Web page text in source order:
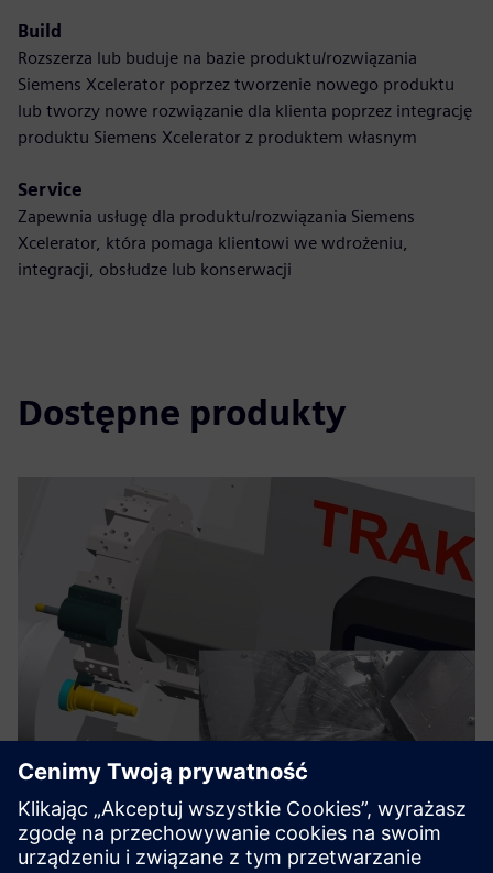
Build
Rozszerza lub buduje na bazie produktu/rozwiązania
Siemens Xcelerator poprzez tworzenie nowego produktu
lub tworzy nowe rozwiązanie dla klienta poprzez integrację
produktu Siemens Xcelerator z produktem własnym
Service
Zapewnia usługę dla produktu/rozwiązania Siemens
Xcelerator, która pomaga klientowi we wdrożeniu,
integracji, obsłudze lub konserwacji
Dostępne produkty
TRAK Run MyVirtual Machine